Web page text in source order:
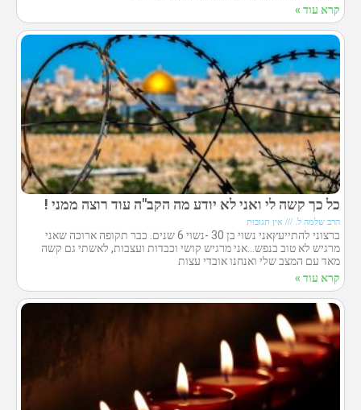
קרא עוד »
כל כך קשה לי ואני לא יודע מה הקב"ה עוד רוצה ממני !
הרב שלמה ל. אין תגובות
ברצוני להתייעץאני נשוי בן 30 -נשוי 6 שנים. כבר תקופה ארוכה שאני
מרגיש לא טוב בנפש…אני מרגיש קושי וכבדות ועצבות, לאשתי גם קשה
מאד עם המצב שלי ואנחנו אובדי עצות
קרא עוד »